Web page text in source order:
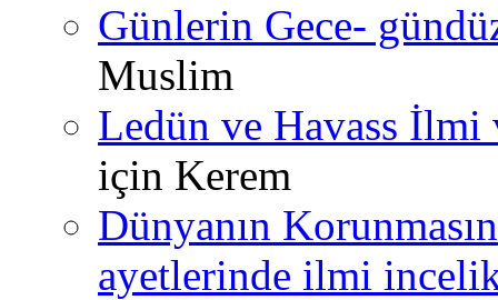
Günlerin Gece-
Muslim
Ledün ve Havass İlmi
için Kerem
Dünyanın
ayetlerinde ilmi